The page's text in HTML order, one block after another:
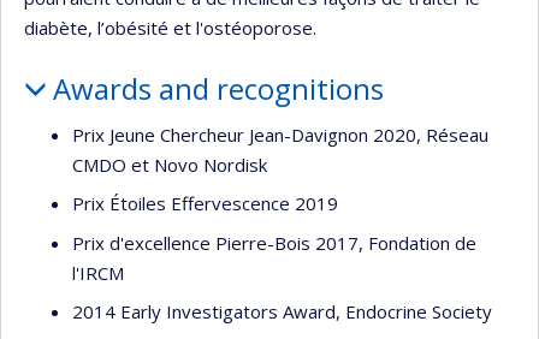
diabète, l’obésité et l'ostéoporose.
Awards and recognitions
Prix Jeune Chercheur Jean-Davignon 2020, Réseau
CMDO et Novo Nordisk
Prix Étoiles Effervescence 2019
Prix d'excellence Pierre-Bois 2017, Fondation de
l'IRCM
2014 Early Investigators Award, Endocrine Society